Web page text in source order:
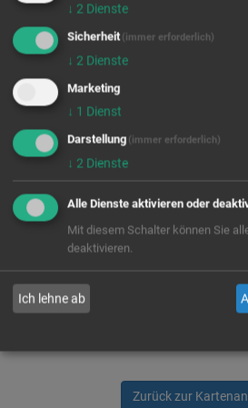
Stellenanzahl 1
EINSATZFELDER
Diese werden benutzt um dir die FSJ/
anzuzeigen. Es handelt sich um einen
setzt. Indem du die Verwendung
willigst du auch ausdrücklich in die
Zurück zur
↓ 2 Dienste
Sicherheit (immer erforderlich)
↓ 2 Dienste
Marketing
↓ 1 Dienst
Darstellung (immer erforderlich)
↓ 2 Dienste
Alle Dienste aktivieren oder
Mit diesem Schalter können Sie
deaktivieren.
Ich lehne ab